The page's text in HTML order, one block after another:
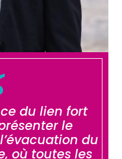
du lien fort
le
du
où toutes les